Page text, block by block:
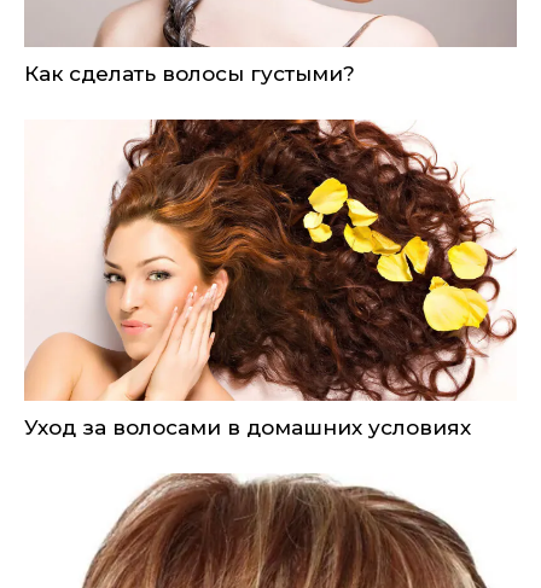
Как сделать волосы густыми?
Уход за волосами в домашних условиях